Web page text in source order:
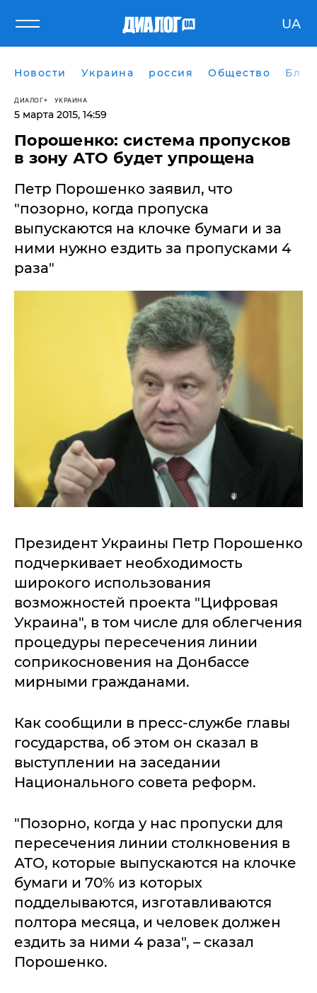
UA
Новости Украина россия Общество
ДИАЛОГ УКРАИНА
5 марта 2015, 14:59
Порошенко: система пропусков
в зону АТО будет упрощена
Петр Порошенко заявил, что
"позорно, когда пропуска
выпускаются на клочке бумаги и за
ними нужно ездить за пропусками 4
раза"
Президент Украины Петр Порошенко
подчеркивает необходимость
широкого использования
возможностей проекта "Цифровая
Украина", в том числе для облегчения
процедуры пересечения линии
соприкосновения на Донбассе
мирными гражданами.
Как сообщили в пресс-службе главы
государства, об этом он сказал в
выступлении на заседании
Национального совета реформ.
"Позорно, когда у нас пропуски для
пересечения линии столкновения в
АТО, которые выпускаются на клочке
бумаги и 70% из которых
подделываются, изготавливаются
полтора месяца, и человек должен
ездить за ними 4 раза", – сказал
Порошенко.